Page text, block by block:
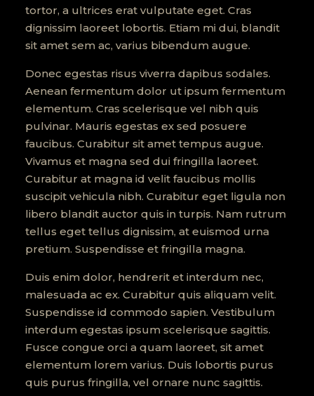
tortor, a ultrices erat vulputate eget. Cras
dignissim laoreet lobortis. Etiam mi dui, blandit
sit amet sem ac, varius bibendum augue.
Donec egestas risus viverra dapibus sodales.
Aenean fermentum dolor ut ipsum fermentum
elementum. Cras scelerisque vel nibh quis
pulvinar. Mauris egestas ex sed posuere
faucibus. Curabitur sit amet tempus augue.
Vivamus et magna sed dui fringilla laoreet.
Curabitur at magna id velit faucibus mollis
suscipit vehicula nibh. Curabitur eget ligula non
libero blandit auctor quis in turpis. Nam rutrum
tellus eget tellus dignissim, at euismod urna
pretium. Suspendisse et fringilla magna.
Duis enim dolor, hendrerit et interdum nec,
malesuada ac ex. Curabitur quis aliquam velit.
Suspendisse id commodo sapien. Vestibulum
interdum egestas ipsum scelerisque sagittis.
Fusce congue orci a quam laoreet, sit amet
elementum lorem varius. Duis lobortis purus
quis purus fringilla, vel ornare nunc sagittis.